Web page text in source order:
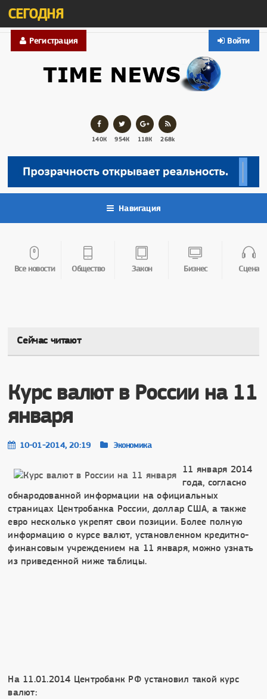
СЕГОДНЯ
Войти
Регистрация
140К 954К 118К 268k
Навигация
Все новости Общество Закон Бизнес Сцена
Сейчас читают
Курс валют в России на 11
января
10-01-2014, 20:19 Экономика
11 января 2014
года, согласно
обнародованной информации на официальных
страницах Центробанка России, доллар США, а также
евро несколько укрепят свои позиции. Более полную
информацию о курсе валют, установленном кредитно-
финансовым учреждением на 11 января, можно узнать
из приведенной ниже таблицы.
На 11.01.2014 Центробанк РФ установил такой курс
валют: